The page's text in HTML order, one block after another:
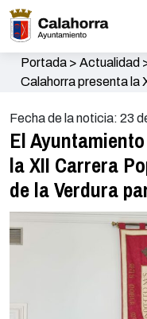
Portada> Actualidad
Calahorra presenta la
Fecha de la noticia: 23
El
la XII Carrera
de la Verdura